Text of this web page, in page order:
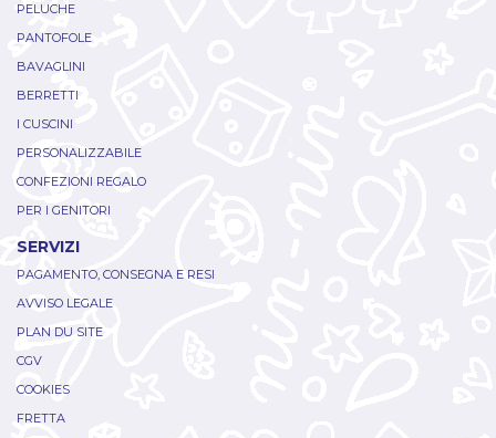
PELUCHE
PANTOFOLE
BAVAGLINI
BERRETTI
I CUSCINI
PERSONALIZZABILE
CONFEZIONI REGALO
PER I GENITORI
SERVIZI
PAGAMENTO, CONSEGNA E RESI
AVVISO LEGALE
PLAN DU SITE
CGV
COOKIES
FRETTA